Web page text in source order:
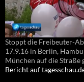
Stoppt die Freibeuter-
17.9.16 in Berlin,
München auf die Straße
Bericht auf